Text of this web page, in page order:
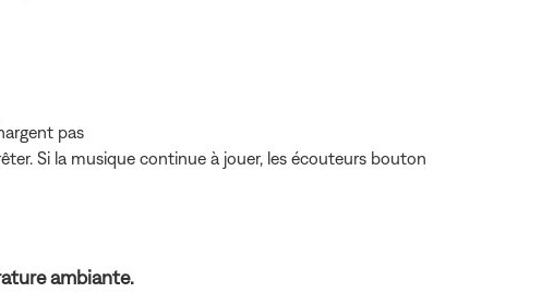
pas
Si la musique continue à jouer, les écouteurs bouton
ambiante.